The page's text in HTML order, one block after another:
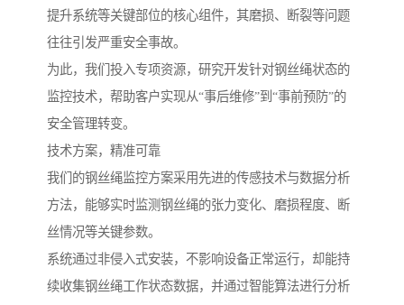
提升系统等关键部位的核心组件，其磨损、断裂等问题
往往引发严重安全事故。
为此，我们投入专项资源，研究开发针对钢丝绳状态的
监控技术，帮助客户实现从“事后维修”到“事前预防”的
安全管理转变。
技术方案，精准可靠
我们的钢丝绳监控方案采用先进的传感技术与数据分析
方法，能够实时监测钢丝绳的张力变化、磨损程度、断
丝情况等关键参数。
系统通过非侵入式安装，不影响设备正常运行，却能持
续收集钢丝绳工作状态数据，并通过智能算法进行分析